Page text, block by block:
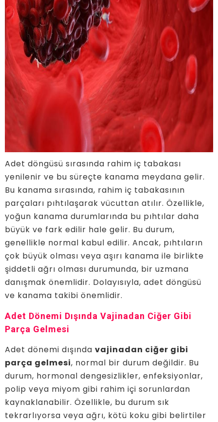
Adet döngüsü sırasında rahim iç tabakası
yenilenir ve bu süreçte kanama meydana gelir.
Bu kanama sırasında, rahim iç tabakasının
parçaları pıhtılaşarak vücuttan atılır. Özellikle,
yoğun kanama durumlarında bu pıhtılar daha
büyük ve fark edilir hale gelir. Bu durum,
genellikle normal kabul edilir. Ancak, pıhtıların
çok büyük olması veya aşırı kanama ile birlikte
şiddetli ağrı olması durumunda, bir uzmana
danışmak önemlidir. Dolayısıyla, adet döngüsü
ve kanama takibi önemlidir.
Adet Dönemi Dışında Vajinadan Ciğer Gibi
Parça Gelmesi
Adet dönemi dışında vajinadan ciğer gibi
parça gelmesi, normal bir durum değildir. Bu
durum, hormonal dengesizlikler, enfeksiyonlar,
polip veya miyom gibi rahim içi sorunlardan
kaynaklanabilir. Özellikle, bu durum sık
tekrarlıyorsa veya ağrı, kötü koku gibi belirtiler